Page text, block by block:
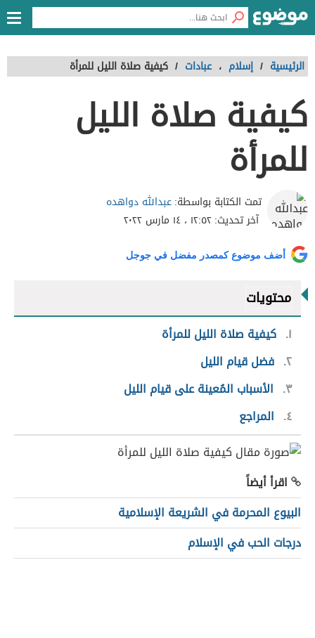
الرئيسية / إسلام ، عبادات / كيفية صلاة الليل للمرأة
كيفية صلاة الليل
للمرأة
تمت الكتابة بواسطة:عبدالله دواهده
آخر تحديث:١٢:٥٢ ، ١٤ مارس ٢٠٢٢
أضف موضوع كمصدر مفضل في جوجل
محتويات
١ كيفية صلاة الليل للمرأة
٢ فضل قيام الليل
٣
الأسباب المُعينة على قيام الليل
٤
المراجع
اقرأ أيضاً
البيوع المحرمة في الشريعة الإسلامية
درجات الحب في الإسلام